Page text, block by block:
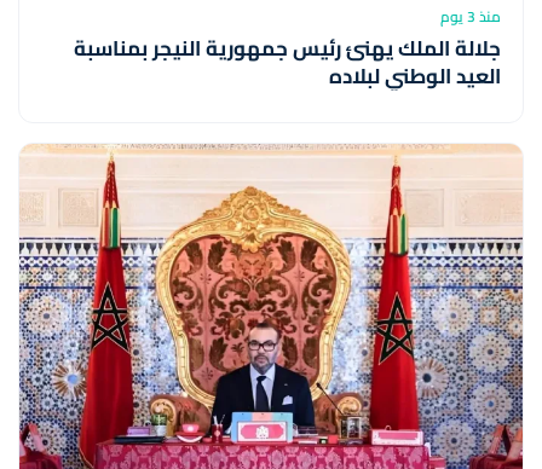
منذ 3 يوم
جلالة الملك يهنئ رئيس جمهورية النيجر بمناسبة
العيد الوطني لبلاده